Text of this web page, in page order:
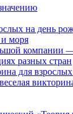
на день
моря
компании
разных стран
для